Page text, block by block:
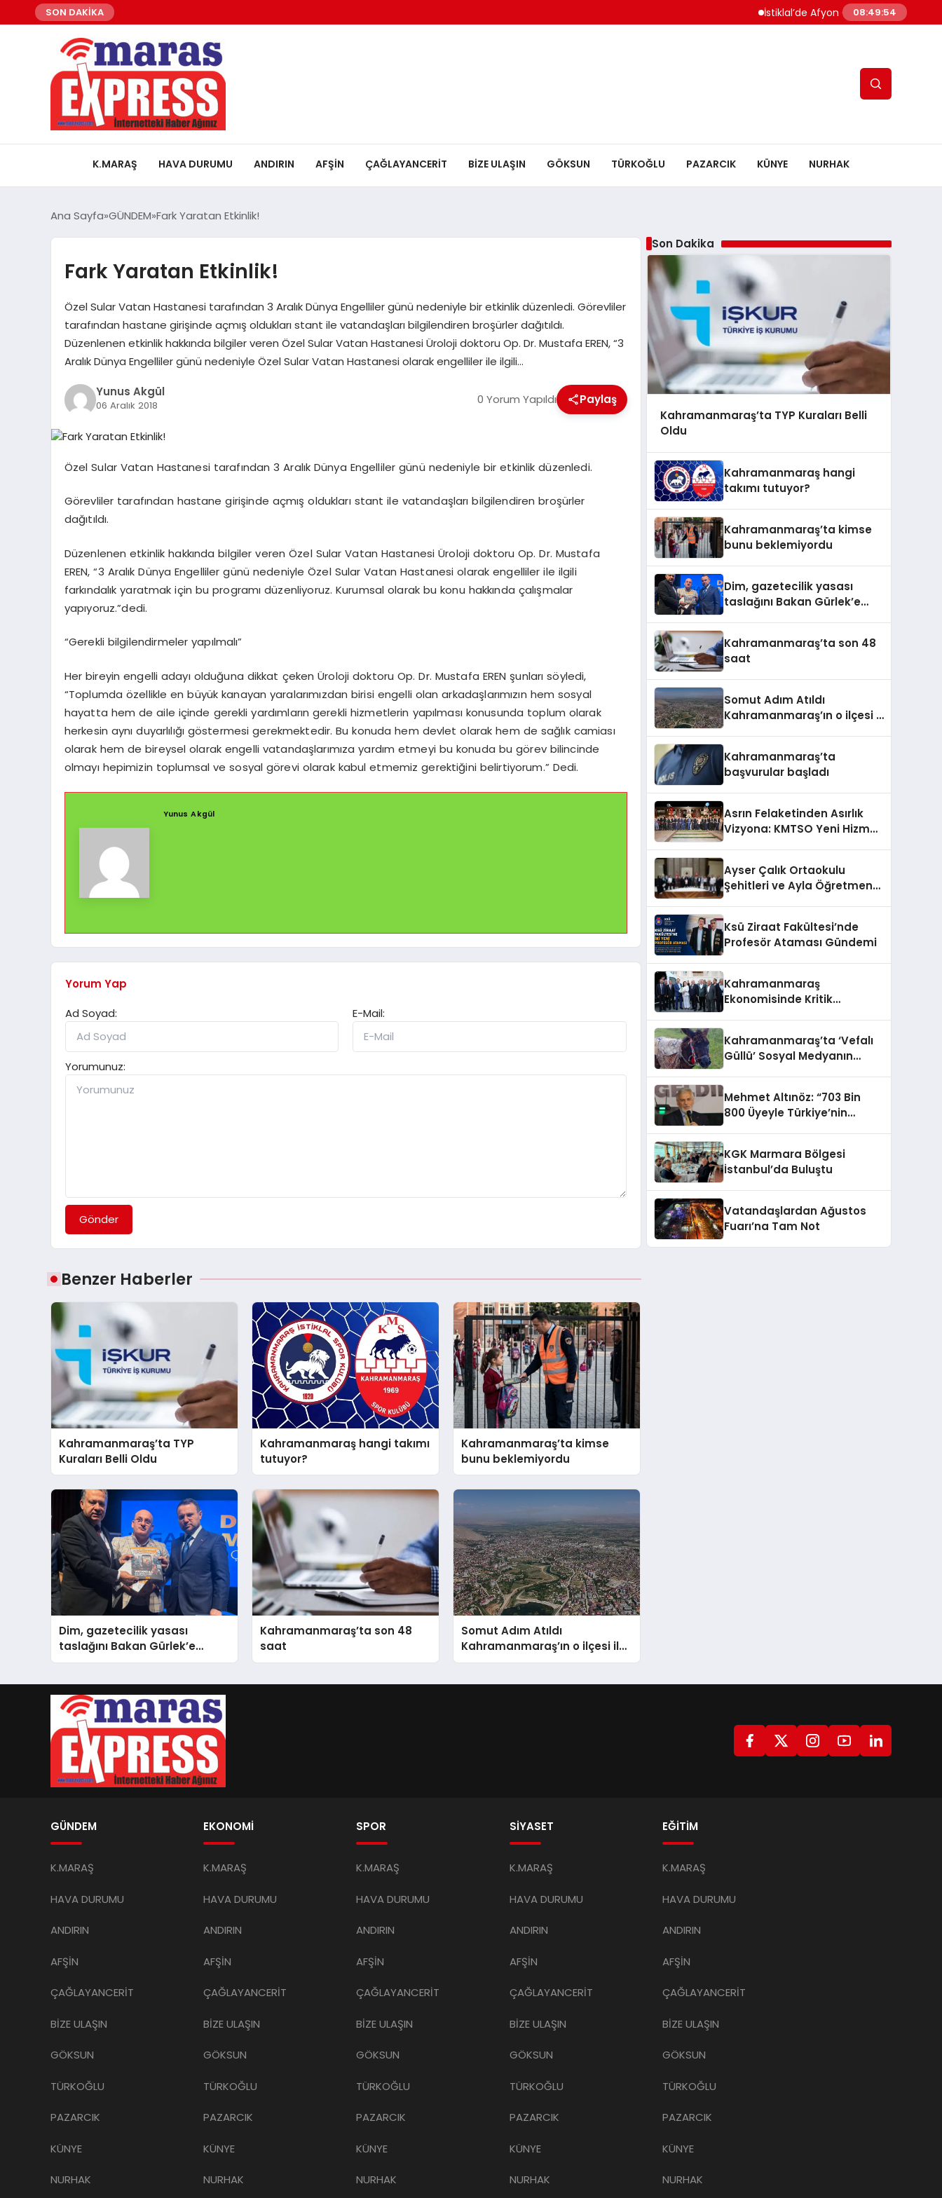
SON DAKİKA İstiklal’de Afyon Operasyonu Başlıyor:
08:49:55
K.MARAŞ HAVA DURUMU ANDIRIN AFŞİN ÇAĞLAYANCERİT BİZE ULAŞIN GÖKSUN TÜRKOĞLU PAZARCIK KÜNYE NURHAK
Ana Sayfa GÜNDEM Fark Yaratan Etkinlik!
Fark Yaratan Etkinlik!
Özel Sular Vatan Hastanesi tarafından 3 Aralık Dünya Engelliler günü nedeniyle bir etkinlik düzenledi. Görevliler
tarafından hastane girişinde açmış oldukları stant ile vatandaşları bilgilendiren broşürler dağıtıldı.
Düzenlenen etkinlik hakkında bilgiler veren Özel Sular Vatan Hastanesi Üroloji doktoru Op. Dr. Mustafa EREN, “3
Aralık Dünya Engelliler günü nedeniyle Özel Sular Vatan Hastanesi olarak engelliler ile ilgili…
Yunus Akgül
06 Aralık 2018 0 Yorum Yapıldı Paylaş
Özel Sular Vatan Hastanesi tarafından 3 Aralık Dünya Engelliler günü nedeniyle bir etkinlik düzenledi.
Görevliler tarafından hastane girişinde açmış oldukları stant ile vatandaşları bilgilendiren broşürler
dağıtıldı.
Düzenlenen etkinlik hakkında bilgiler veren Özel Sular Vatan Hastanesi Üroloji doktoru Op. Dr. Mustafa
EREN, “3 Aralık Dünya Engelliler günü nedeniyle Özel Sular Vatan Hastanesi olarak engelliler ile ilgili
farkındalık yaratmak için bu programı düzenliyoruz. Kurumsal olarak bu konu hakkında çalışmalar
yapıyoruz.”dedi.
“Gerekli bilgilendirmeler yapılmalı”
Her bireyin engelli adayı olduğuna dikkat çeken Üroloji doktoru Op. Dr. Mustafa EREN şunları söyledi,
“Toplumda özellikle en büyük kanayan yaralarımızdan birisi engelli olan arkadaşlarımızın hem sosyal
hayatta hem de aile içinde gerekli yardımların gerekli hizmetlerin yapılması konusunda toplum olarak
herkesin aynı duyarlılığı göstermesi gerekmektedir. Bu konuda hem devlet olarak hem de sağlık camiası
olarak hem de bireysel olarak engelli vatandaşlarımıza yardım etmeyi bu konuda bu görev bilincinde
olmayı hepimizin toplumsal ve sosyal görevi olarak kabul etmemiz gerektiğini belirtiyorum.” Dedi.
Yunus Akgül
Yorum Yap
Ad Soyad:
E-Mail:
Yorumunuz:
Gönder
Benzer Haberler
Kahramanmaraş’ta TYP
Kuraları Belli Oldu
Kahramanmaraş hangi takımı
tutuyor?
Kahramanmaraş’ta kimse
bunu beklemiyordu
Dim, gazetecilik yasası
taslağını Bakan Gürlek’e
sundu
Kahramanmaraş’ta son 48
saat
Somut Adım Atıldı
Kahramanmaraş’ın o ilçesi il
olacak
Son Dakika
Kahramanmaraş’ta TYP Kuraları Belli
Oldu
Kahramanmaraş hangi
takımı tutuyor?
Kahramanmaraş’ta kimse
bunu beklemiyordu
Dim, gazetecilik yasası
taslağını Bakan Gürlek’e
Kahramanmaraş’ta son 48
saat
Somut Adım Atıldı
Kahramanmaraş’ın o ilçesi il
Kahramanmaraş’ta
başvurular başladı
Asrın Felaketinden Asırlık
Vizyona: KMTSO Yeni Hizmet
Ayser Çalık Ortaokulu
Şehitleri ve Ayla Öğretmen
Ksü Ziraat Fakültesi’nde
Profesör Ataması Gündemi
Kahramanmaraş
Ekonomisinde Kritik
Kahramanmaraş’ta ‘Vefalı
Güllü’ Sosyal Medyanın
Mehmet Altınöz: “703 Bin
800 Üyeyle Türkiye’nin
KGK Marmara Bölgesi
İstanbul’da Buluştu
Vatandaşlardan Ağustos
Fuarı’na Tam Not
GÜNDEM
K.MARAŞ
HAVA DURUMU
ANDIRIN
AFŞİN
ÇAĞLAYANCERİT
BİZE ULAŞIN
GÖKSUN
TÜRKOĞLU
PAZARCIK
KÜNYE
NURHAK
EKONOMİ
K.MARAŞ
HAVA DURUMU
ANDIRIN
AFŞİN
ÇAĞLAYANCERİT
BİZE ULAŞIN
GÖKSUN
TÜRKOĞLU
PAZARCIK
KÜNYE
NURHAK
SPOR
K.MARAŞ
HAVA DURUMU
ANDIRIN
AFŞİN
ÇAĞLAYANCERİT
BİZE ULAŞIN
GÖKSUN
TÜRKOĞLU
PAZARCIK
KÜNYE
NURHAK
SİYASET
K.MARAŞ
HAVA DURUMU
ANDIRIN
AFŞİN
ÇAĞLAYANCERİT
BİZE ULAŞIN
GÖKSUN
TÜRKOĞLU
PAZARCIK
KÜNYE
NURHAK
EĞİTİM
K.MARAŞ
HAVA DURUMU
ANDIRIN
AFŞİN
ÇAĞLAYANCERİT
BİZE ULAŞIN
GÖKSUN
TÜRKOĞLU
PAZARCIK
KÜNYE
NURHAK